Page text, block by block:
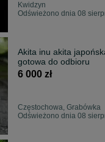
Kwidzyn
Odświeżono dnia 08
Akita inu akita
gotowa do odbioru
6 000 zł
Częstochowa, Grabówka
Odświeżono dnia 08